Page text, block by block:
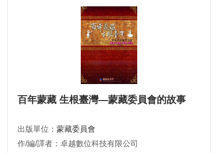
百年蒙藏 生根臺灣—蒙藏委員會的故事
出版單位： 蒙藏委員會
作/編/譯者：卓越數位科技有限公司